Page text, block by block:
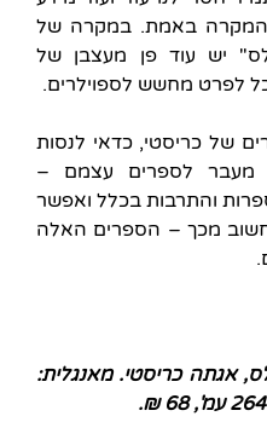
המקרה באמת. במקרה של
יש עוד פן מעצבן של
לפרט מחשש לספוילרים.
של כריסטי, כדאי לנסות
מעבר לספרים עצמם –
והתרבות בכלל ואפשר
מכך – הספרים האלה
אגתה כריסטי. מאנגלית: